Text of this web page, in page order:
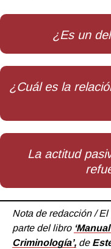
¿Es un
¿Cuál es la
La actitud
Nota de redacción /
parte del libro
Criminología’, de